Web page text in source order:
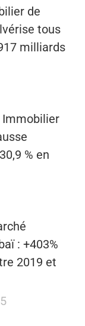
de
tous
milliards
Immobilier
% en
: +403%
2019 et